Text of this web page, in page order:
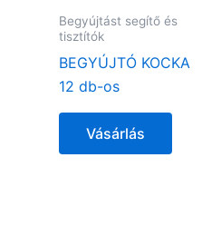
Begyújtást segítő és
tisztítók
BEGYÚJTÓ KOCKA
12 db-os
Vásárlás